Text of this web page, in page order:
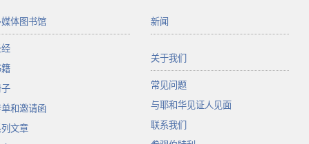
体图书馆
和邀请函
文章
新闻
关于我们
常见问题
与耶和华见证人见面
联系我们